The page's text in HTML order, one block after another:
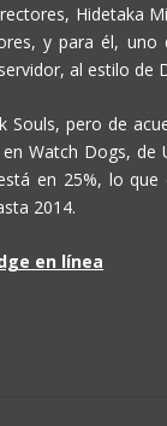
Hidetaka
y para él,
al estilo de
pero de
Watch Dogs,
en 25%, lo que
2014.
en línea